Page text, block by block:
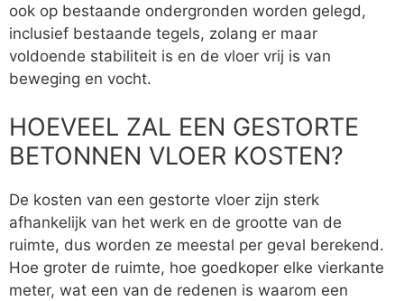
ook op bestaande ondergronden worden gelegd,
inclusief bestaande tegels, zolang er maar
voldoende stabiliteit is en de vloer vrij is van
beweging en vocht.
HOEVEEL ZAL EEN GESTORTE
BETONNEN VLOER KOSTEN?
De kosten van een gestorte vloer zijn sterk
afhankelijk van het werk en de grootte van de
ruimte, dus worden ze meestal per geval berekend.
Hoe groter de ruimte, hoe goedkoper elke vierkante
meter, wat een van de redenen is waarom een